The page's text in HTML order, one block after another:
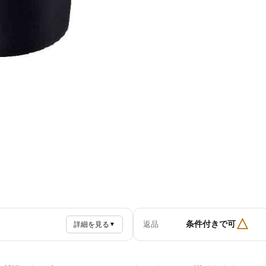
詳細を見る ▼ 返品 条件付きで可△